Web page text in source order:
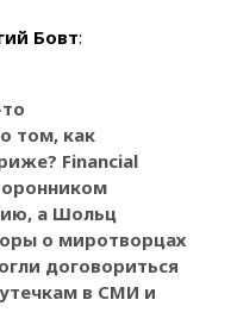
Бовт:
том, как
Financial
а Шольц
о миротворцах
договориться
в СМИ и